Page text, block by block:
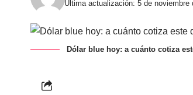
Última actualización: 5 de noviembre
Dólar blue hoy: a cuánto cotiza